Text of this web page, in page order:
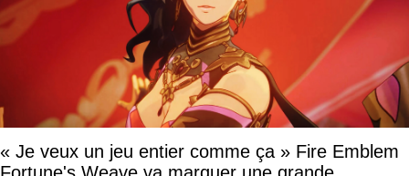
« Je veux un jeu entier comme ça » Fire Emblem